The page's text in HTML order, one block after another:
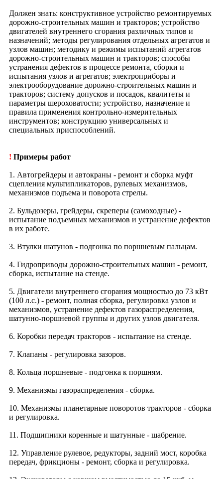
Должен знать: конструктивное устройство ремонтируемых
дорожно-строительных машин и тракторов; устройство
двигателей внутреннего сгорания различных типов и
назначений; методы регулирования отдельных агрегатов и
узлов машин; методику и режимы испытаний агрегатов
дорожно-строительных машин и тракторов; способы
устранения дефектов в процессе ремонта, сборки и
испытания узлов и агрегатов; электроприборы и
электрооборудование дорожно-строительных машин и
тракторов; систему допусков и посадок, квалитеты и
параметры шероховатости; устройство, назначение и
правила применения контрольно-измерительных
инструментов; конструкцию универсальных и
специальных приспособлений.
! Примеры работ
1. Автогрейдеры и автокраны - ремонт и сборка муфт
сцепления мультипликаторов, рулевых механизмов,
механизмов подъема и поворота стрелы.
2. Бульдозеры, грейдеры, скреперы (самоходные) -
испытание подъемных механизмов и устранение дефектов
в их работе.
3. Втулки шатунов - подгонка по поршневым пальцам.
4. Гидроприводы дорожно-строительных машин - ремонт,
сборка, испытание на стенде.
5. Двигатели внутреннего сгорания мощностью до 73 кВт
(100 л.с.) - ремонт, полная сборка, регулировка узлов и
механизмов, устранение дефектов газораспределения,
шатунно-поршневой группы и других узлов двигателя.
6. Коробки передач тракторов - испытание на стенде.
7. Клапаны - регулировка зазоров.
8. Кольца поршневые - подгонка к поршням.
9. Механизмы газораспределения - сборка.
10. Механизмы планетарные поворотов тракторов - сборка
и регулировка.
11. Подшипники коренные и шатунные - шабрение.
12. Управление рулевое, редукторы, задний мост, коробка
передач, фрикционы - ремонт, сборка и регулировка.